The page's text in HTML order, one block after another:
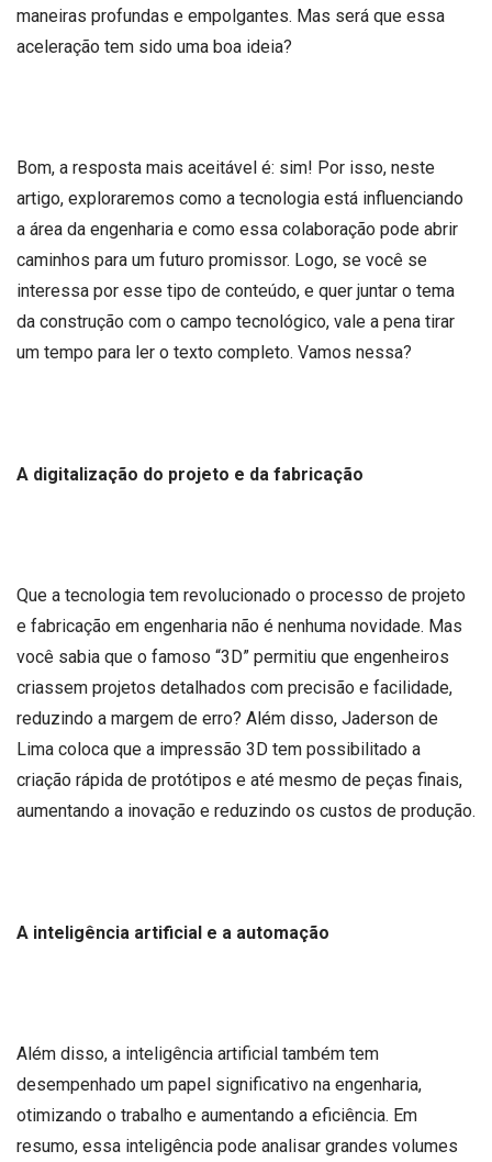
maneiras profundas e empolgantes. Mas será que essa
aceleração tem sido uma boa ideia?
Bom, a resposta mais aceitável é: sim! Por isso, neste
artigo, exploraremos como a tecnologia está influenciando
a área da engenharia e como essa colaboração pode abrir
caminhos para um futuro promissor. Logo, se você se
interessa por esse tipo de conteúdo, e quer juntar o tema
da construção com o campo tecnológico, vale a pena tirar
um tempo para ler o texto completo. Vamos nessa?
A digitalização do projeto e da fabricação
Que a tecnologia tem revolucionado o processo de projeto
e fabricação em engenharia não é nenhuma novidade. Mas
você sabia que o famoso “3D” permitiu que engenheiros
criassem projetos detalhados com precisão e facilidade,
reduzindo a margem de erro? Além disso, Jaderson de
Lima coloca que a impressão 3D tem possibilitado a
criação rápida de protótipos e até mesmo de peças finais,
aumentando a inovação e reduzindo os custos de produção.
A inteligência artificial e a automação
Além disso, a inteligência artificial também tem
desempenhado um papel significativo na engenharia,
otimizando o trabalho e aumentando a eficiência. Em
resumo, essa inteligência pode analisar grandes volumes